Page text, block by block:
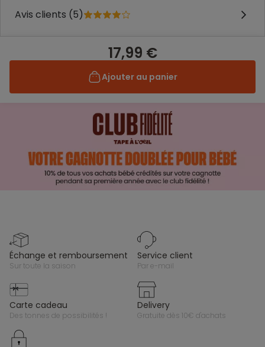
Avis clients (5)
17,99 €
Ajouter au panier
échange et remboursement
sur toute la saison
service client
par e-mail
carte cadeau
des tonnes de possibilités !
delivery
gratuite dès 10€ d'achats